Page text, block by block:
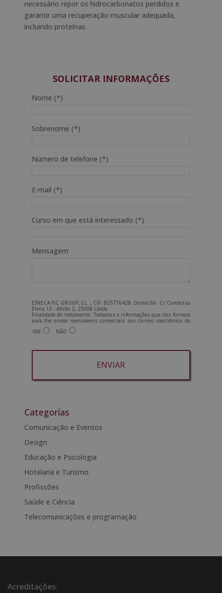
necessário repor os hidrocarbonatos perdidos e
garantir uma recuperação muscular adequada,
incluindo proteínas.
SOLICITAR INFORMAÇÕES
Nome (*)
Sobrenome (*)
Número de telefone (*)
E-mail (*)
Curso em que está interessado (*)
Mensagem
ESNECA FIC GROUP, S.L. , CIF: B25776428, Domicilio: C/ Comtessa
Elvira 13 - Altillo 2, 25008 Lleida.
Finalidade do tratamento: Tratamos a informações que nos fornece
para lhe enviar mensagens comerciais por correio electrónico de
tipo comercial relacionadas com os produtos oferecidos e outros
produtos que possam ser do seu interesse. Legitimação do
nos para o endereço admin@grupoesneca.com.
Deseja receber informação comercial (por telefone e/ou correio
SIM NÃO
t
r
n
a
i
v
e
Categorías
Comunicação e Eventos
Design
Educação e Psicologia
Hotelaria e Turismo
Profissões
Saúde e Ciência
Telecomunicações e programação
Acreditações: